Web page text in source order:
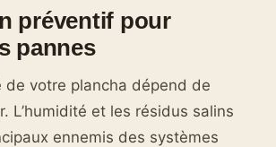
préventif pour
pannes
de votre plancha dépend de
L’humidité et les résidus salins
ennemis des systèmes